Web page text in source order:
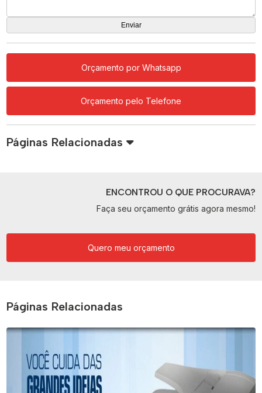
Orçamento por Whatsapp
Orçamento pelo Telefone
Páginas Relacionadas
ENCONTROU O QUE PROCURAVA?
Faça seu orçamento grátis agora mesmo!
Quero meu orçamento
Páginas Relacionadas